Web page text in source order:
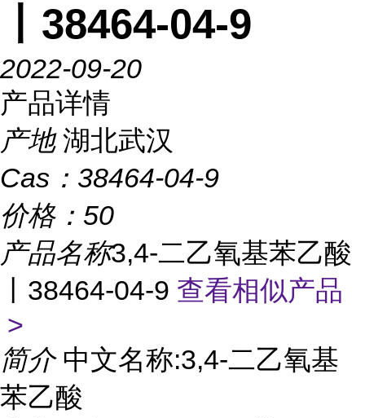
丨38464-04-9
2022-09-20
产品详情
产地 湖北武汉
Cas： 38464-04-9
价格： 50
产品名称3,4-二乙氧基苯乙酸
丨38464-04-9 查看相似产品
>
简介 中文名称:3,4-二乙氧基
苯乙酸